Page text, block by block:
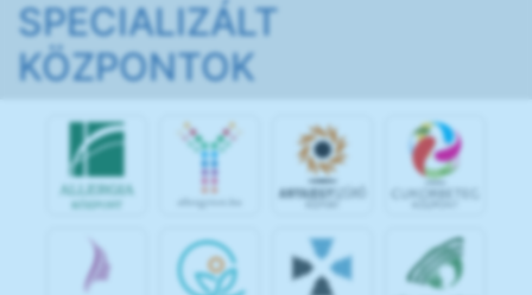
SPECIALIZÁLT
KÖZPONTOK